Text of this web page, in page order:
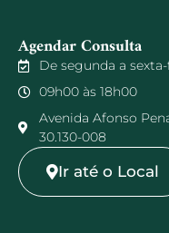
Agendar Consulta
De segunda a
09h00 às 18h00
Avenida Afonso
30.130-008
Ir até o Local